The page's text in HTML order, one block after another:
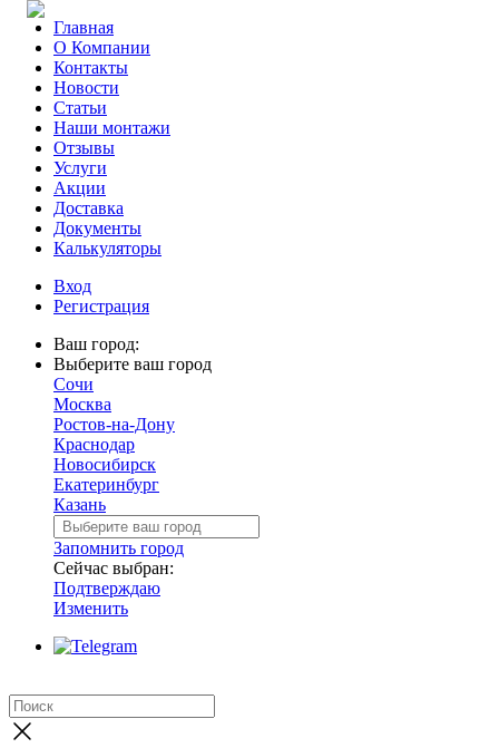
Главная
О Компании
Контакты
Новости
Статьи
Наши монтажи
Отзывы
Услуги
Акции
Доставка
Документы
Калькуляторы
Вход
Регистрация
Ваш город:
Выберите ваш город
Сочи
Москва
Ростов-на-Дону
Краснодар
Новосибирск
Екатеринбург
Казань
Запомнить город
Сейчас выбран:
Подтверждаю
Изменить